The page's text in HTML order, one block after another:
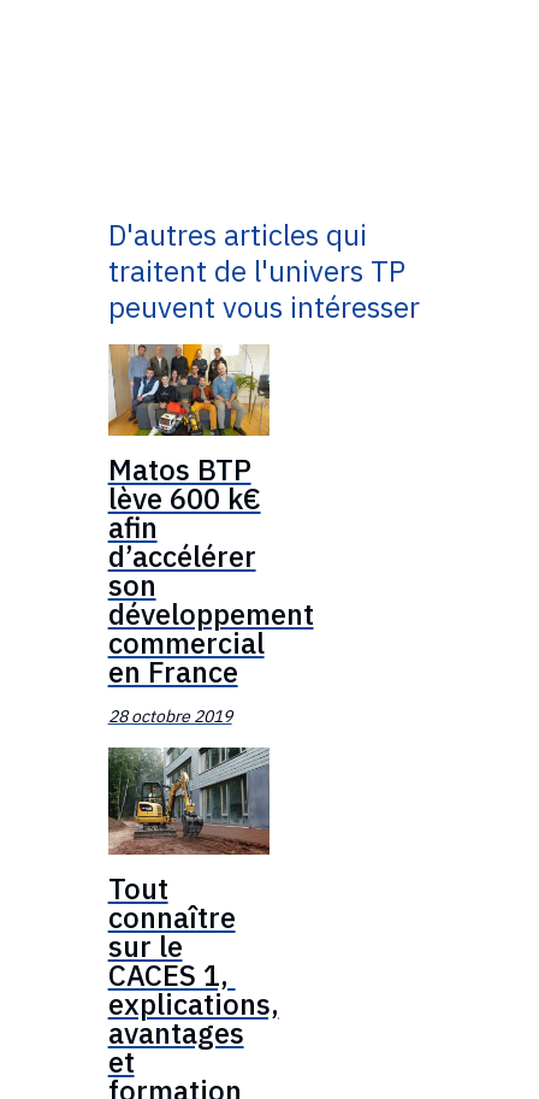
D'autres articles qui
traitent de l'univers TP
peuvent vous intéresser
Matos BTP
lève 600 k€
afin
d’accélérer
son
développement
commercial
en France
28 octobre 2019
Tout
connaître
sur le
CACES 1,
explications,
avantages
et
formation